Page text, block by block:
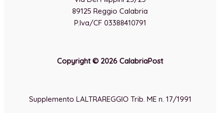
89125 Reggio Calabria
P.Iva/CF 03388410791
Copyright © 2026 CalabriaPost
Supplemento LALTRAREGGIO Trib. ME n. 17/1991